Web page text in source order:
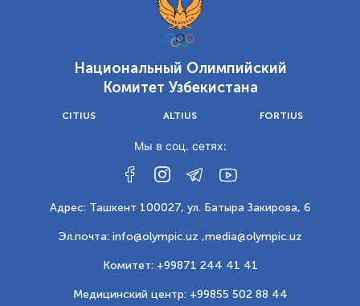
Национальный Олимпийский
Комитет Узбекистана
CITIUS ALTIUS FORTIUS
Мы в соц. сетях:
Адрес: Ташкент 100027, ул. Батыра Закирова, 6
Эл.почта: info@olympic.uz ,media@olympic.uz
Комитет: +99871 244 41 41
Медицинский центр: +99855 502 88 44